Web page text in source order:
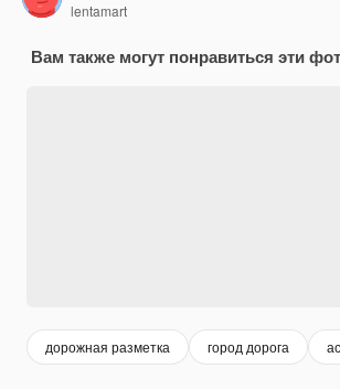
lentamart
Вам также могут понравиться эти
дорожная разметка город дорога